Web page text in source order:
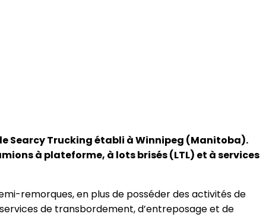
Searcy Trucking établi à Winnipeg (Manitoba).
à plateforme, à lots brisés (LTL) et à services
remorques, en plus de posséder des activités de
de transbordement, d’entreposage et de